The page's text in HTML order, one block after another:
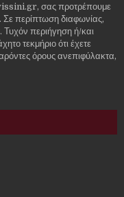
σας προτρέπουμε
Σε περίπτωση διαφωνίας,
περιήγηση ή/και
τεκμήριο ότι έχετε
όρους ανεπιφύλακτα,